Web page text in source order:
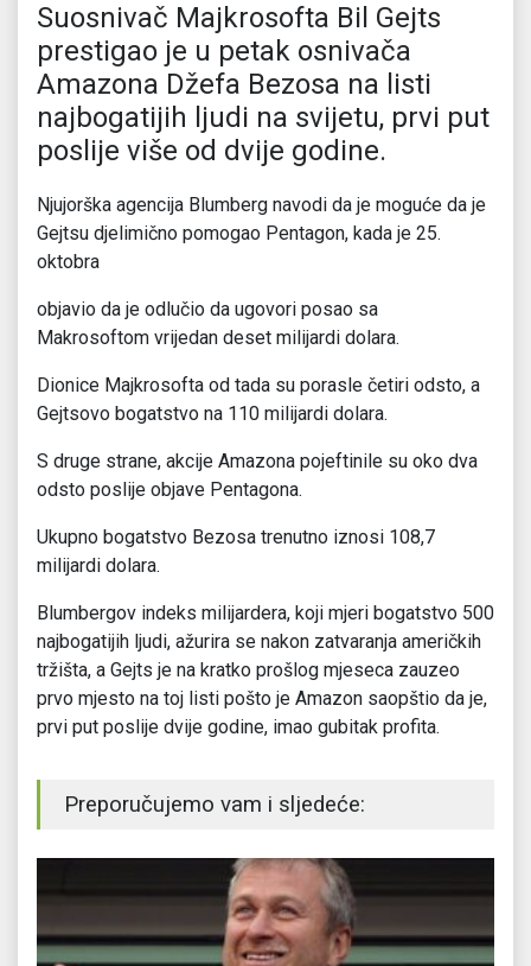
Suosnivač Majkrosofta Bil Gejts
prestigao je u petak osnivača
Amazona Džefa Bezosa na listi
najbogatijih ljudi na svijetu, prvi put
poslije više od dvije godine.
Njujorška agencija Blumberg navodi da je moguće da je
Gejtsu djelimično pomogao Pentagon, kada je 25.
oktobra
objavio da je odlučio da ugovori posao sa
Makrosoftom vrijedan deset milijardi dolara.
Dionice Majkrosofta od tada su porasle četiri odsto, a
Gejtsovo bogatstvo na 110 milijardi dolara.
S druge strane, akcije Amazona pojeftinile su oko dva
odsto poslije objave Pentagona.
Ukupno bogatstvo Bezosa trenutno iznosi 108,7
milijardi dolara.
Blumbergov indeks milijardera, koji mjeri bogatstvo 500
najbogatijih ljudi, ažurira se nakon zatvaranja američkih
tržišta, a Gejts je na kratko prošlog mjeseca zauzeo
prvo mjesto na toj listi pošto je Amazon saopštio da je,
prvi put poslije dvije godine, imao gubitak profita.
Preporučujemo vam i sljedeće: